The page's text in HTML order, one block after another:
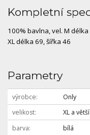
Kompletní
100% bavlna, vel. M
XL délka 69, šířka 46
Parametry
výrobce
Only
velikost
XL a větší
barva
bílá